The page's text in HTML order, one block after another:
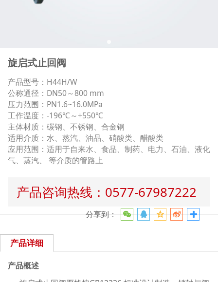
旋启式止回阀
产品型号：H44H/W
公称通径：DN50～800 mm
压力范围：PN1.6~16.0MPa
工作温度：-196℃～+550℃
主体材质：碳钢、不锈钢、合金钢
适用介质：水、蒸汽、油品、硝酸类、醋酸类
应用范围：适用于自来水、食品、制药、电力、石油、液化
气、蒸汽、 等介质的管路上
产品咨询热线：0577-67987222
分享到：
产品详细
产品概述